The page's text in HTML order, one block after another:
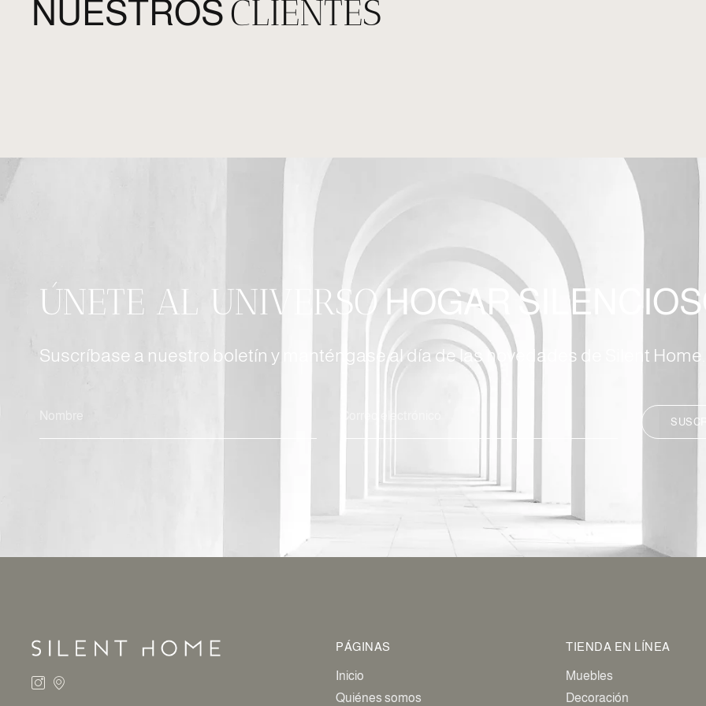
NUESTROS CLIENTES
ÚNETE AL UNIVERSOHOGAR
Suscríbase a nuestro boletín y manténgase al día de las novedades de Silent Home.
PÁGINAS
Inicio
Quiénes somos
TIENDA EN LÍNEA
Muebles
Decoración